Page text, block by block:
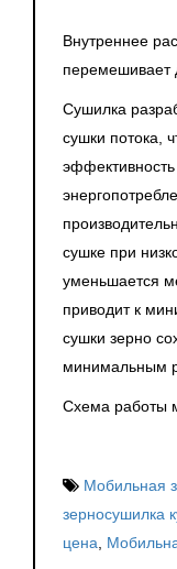
Внутреннее
перемешивает
Сушилка
сушки потока,
эффективность
сушке при
уменьшается
приводит к
сушки зерно
минимальным
Схема работы
Мобильная
зерносушилка
цена